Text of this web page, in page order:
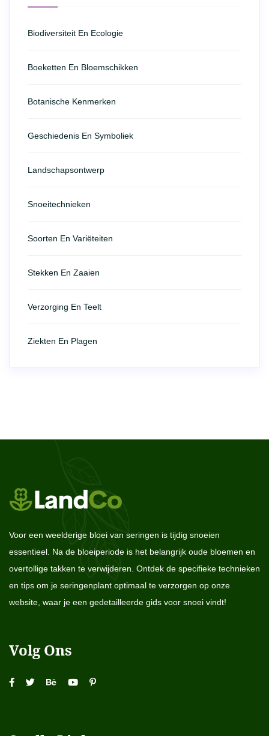
Biodiversiteit En Ecologie
Boeketten En Bloemschikken
Botanische Kenmerken
Geschiedenis En Symboliek
Landschapsontwerp
Snoeitechnieken
Soorten En Variëteiten
Stekken En Zaaien
Verzorging En Teelt
Ziekten En Plagen
Voor een weelderige bloei van seringen is tijdig snoeien
essentieel. Na de bloeiperiode is het belangrijk oude bloemen en
overtollige takken te verwijderen. Ontdek de specifieke technieken
en tips om je seringenplant optimaal te verzorgen op onze
website, waar je een gedetailleerde gids voor snoei vindt!
Volg Ons